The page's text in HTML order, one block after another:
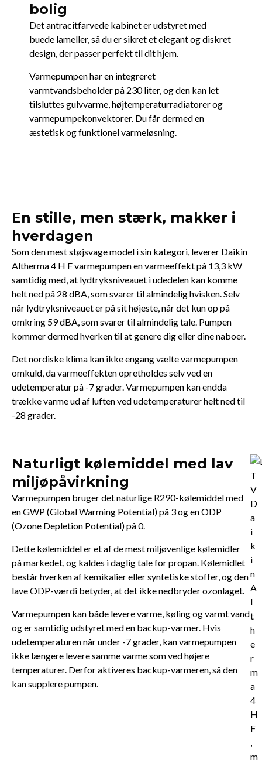
bolig
Det antracitfarvede kabinet er udstyret med
buede lameller, så du er sikret et elegant og diskret
design, der passer perfekt til dit hjem.
Varmepumpen har en integreret
varmtvandsbeholder på 230 liter, og den kan let
tilsluttes gulvvarme, højtemperaturradiatorer og
varmepumpekonvektorer. Du får dermed en
æstetisk og funktionel varmeløsning.
En stille, men stærk, makker i
hverdagen
Som den mest støjsvage model i sin kategori, leverer Daikin
Altherma 4 H F varmepumpen en varmeeffekt på 13,3 kW
samtidig med, at lydtryksniveauet i udedelen kan komme
helt ned på 28 dBA, som svarer til almindelig hvisken. Selv
når lydtryksniveauet er på sit højeste, når det kun op på
omkring 59 dBA, som svarer til almindelig tale. Pumpen
kommer dermed hverken til at genere dig eller dine naboer.
Det nordiske klima kan ikke engang vælte varmepumpen
omkuld, da varmeeffekten opretholdes selv ved en
udetemperatur på -7 grader. Varmepumpen kan endda
trække varme ud af luften ved udetemperaturer helt ned til
-28 grader.
Naturligt kølemiddel med lav
miljøpåvirkning
Varmepumpen bruger det naturlige R290-kølemiddel med
en GWP (Global Warming Potential) på 3 og en ODP
(Ozone Depletion Potential) på 0.
Dette kølemiddel er et af de mest miljøvenlige kølemidler
på markedet, og kaldes i daglig tale for propan. Kølemidlet
består hverken af kemikalier eller syntetiske stoffer, og den
lave ODP-værdi betyder, at det ikke nedbryder ozonlaget.
Varmepumpen kan både levere varme, køling og varmt vand
og er samtidig udstyret med en backup-varmer. Hvis
udetemperaturen når under -7 grader, kan varmepumpen
ikke længere levere samme varme som ved højere
temperaturer. Derfor aktiveres backup-varmeren, så den
kan supplere pumpen.